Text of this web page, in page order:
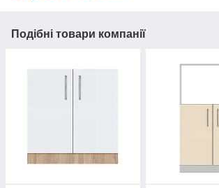
Подібні товари компанії